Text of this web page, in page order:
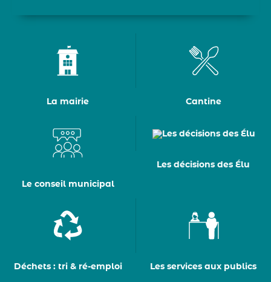
La mairie Cantine
Le conseil municipal
Les décisions des Élu
Déchets : tri & ré-emploi Les services aux publics